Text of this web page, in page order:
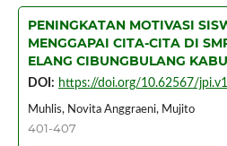
PENINGKATAN MOTIVASI
MENGGAPAI CITA-CITA DI
ELANG CIBUNGBULANG
DOI: https://doi.org/10.62567/
Muhlis, Novita Anggraeni, Mujito
401-407